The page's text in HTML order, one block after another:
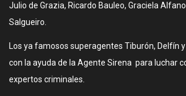
Julio de Grazia, Ricardo Bauleo, Graciela
Salgueiro.
Los ya famosos superagentes Tiburón, Delfín
con la ayuda de la Agente Sirena para luchar
expertos criminales.